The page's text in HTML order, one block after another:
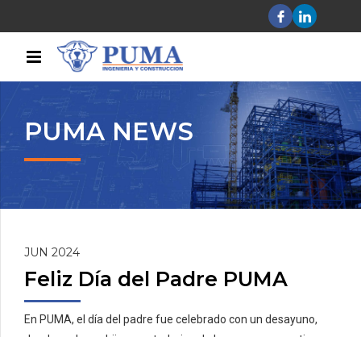
PUMA NEWS
JUN 2024
Feliz Día del Padre PUMA
En PUMA, el día del padre fue celebrado con un desayuno,